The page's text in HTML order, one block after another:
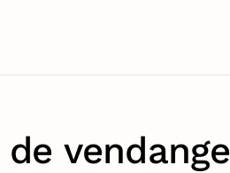
vendange